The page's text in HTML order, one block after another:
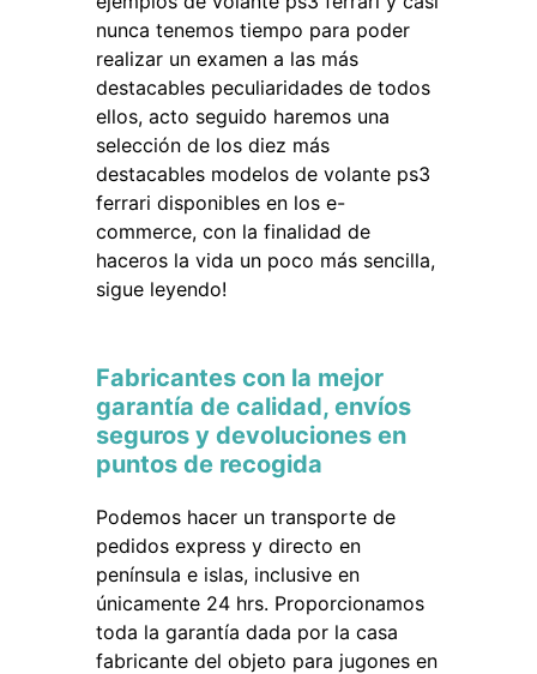
nunca tenemos tiempo para poder
realizar un examen a las más
destacables peculiaridades de todos
ellos, acto seguido haremos una
selección de los diez más
destacables modelos de volante ps3
ferrari disponibles en los e-
commerce, con la finalidad de
haceros la vida un poco más sencilla,
sigue leyendo!
Fabricantes con la mejor
garantía de calidad, envíos
seguros y devoluciones en
puntos de recogida
Podemos hacer un transporte de
pedidos express y directo en
península e islas, inclusive en
únicamente 24 hrs. Proporcionamos
toda la garantía dada por la casa
fabricante del objeto para jugones en